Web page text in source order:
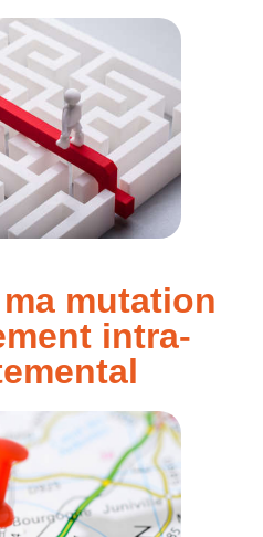
mutation
intra-